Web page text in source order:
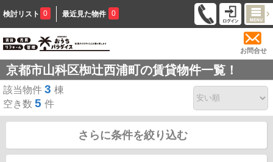
検討リスト 0 最近見た物件 0
お問合せ
京都市山科区椥辻西浦町の賃貸物件一覧！
該当物件 3 棟
空き数 5 件
さらに条件を絞り込む